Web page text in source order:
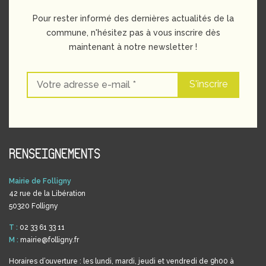
Pour rester informé des dernières actualités de la
commune, n'hésitez pas à vous inscrire dès
maintenant à notre newsletter !
RENSEIGNEMENTS
Mairie de Folligny
42 rue de la Libération
50320 Folligny
T : 02 33 61 33 11
M : mairie@folligny.fr
Horaires d’ouverture : les lundi, mardi, jeudi et vendredi de 9h00 à